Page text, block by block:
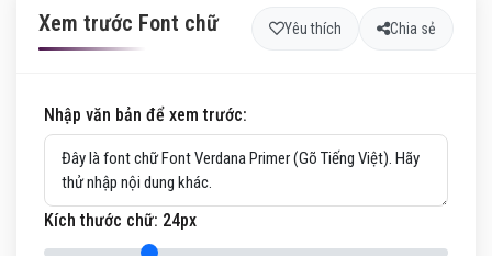
Xem trước Font chữ Yêu thích Chia sẻ
Nhập văn bản để xem trước:
Kích thước chữ: 24px